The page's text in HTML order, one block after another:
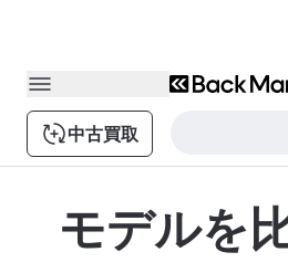
中古買取
モデルを